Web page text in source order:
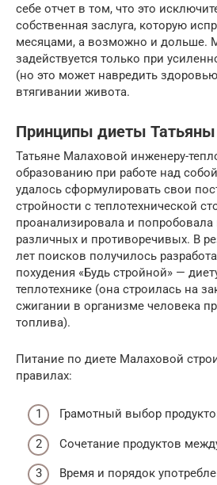
себе отчет в том, что это
собственная заслуга, которую
месяцами, а возможно и дольше.
задействуется только при
(но это может навредить
втягивании живота.
Принципы диеты
Татьяне Малаховой инженеру-
образованию при работе над
удалось сформулировать свои
стройности с теплотехнической
проанализировала и попробовала
различных и противоречивых. В
лет поисков получилось
похудения «Будь стройной» —
теплотехнике (она строилась на
сжигании в организме человека
топлива).
Питание по диете Малаховой
правилах:
Грамотный выбор
Сочетание продуктов
Время и порядок